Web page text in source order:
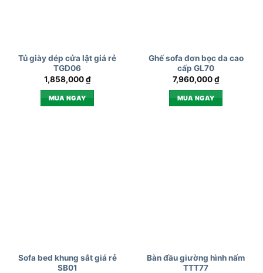
Tủ giày dép cửa lật giá rẻ
TGD06
1,858,000₫
MUA NGAY
Ghế sofa đơn bọc da cao
cấp GL70
7,960,000₫
MUA NGAY
Sofa bed khung sắt giá rẻ
SB01
Bàn đầu giường hình nấm
TTT77